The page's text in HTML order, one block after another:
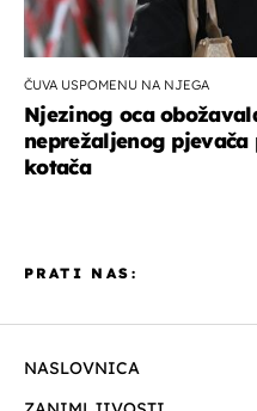
ČUVA USPOMENU NA NJEGA
Njezinog oca
neprežaljenog
kotača
NASLOVNICA
PRATI NAS: